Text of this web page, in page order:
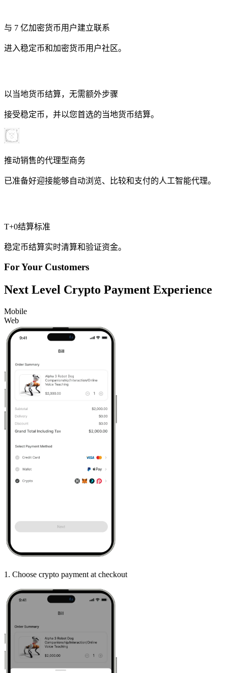
与 7 亿加密货币用户建立联系
进入稳定币和加密货币用户社区。
以当地货币结算，无需额外步骤
接受稳定币，并以您首选的当地货币结算。
推动销售的代理型商务
已准备好迎接能够自动浏览、比较和支付的人工智能代理。
T+0结算标准
稳定币结算实时清算和验证资金。
For Your Customers
Next Level Crypto Payment Experience
Mobile
Web
1 . Choose crypto payment at checkout